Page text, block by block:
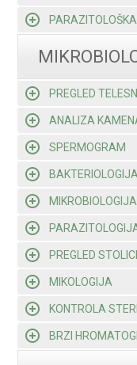
PREGLED
ANALIZA
SPERMOGRAM
BAKTERIOLOGIJA
PREGLED
MIKOLOGIJA
KONTROLA
BRZI